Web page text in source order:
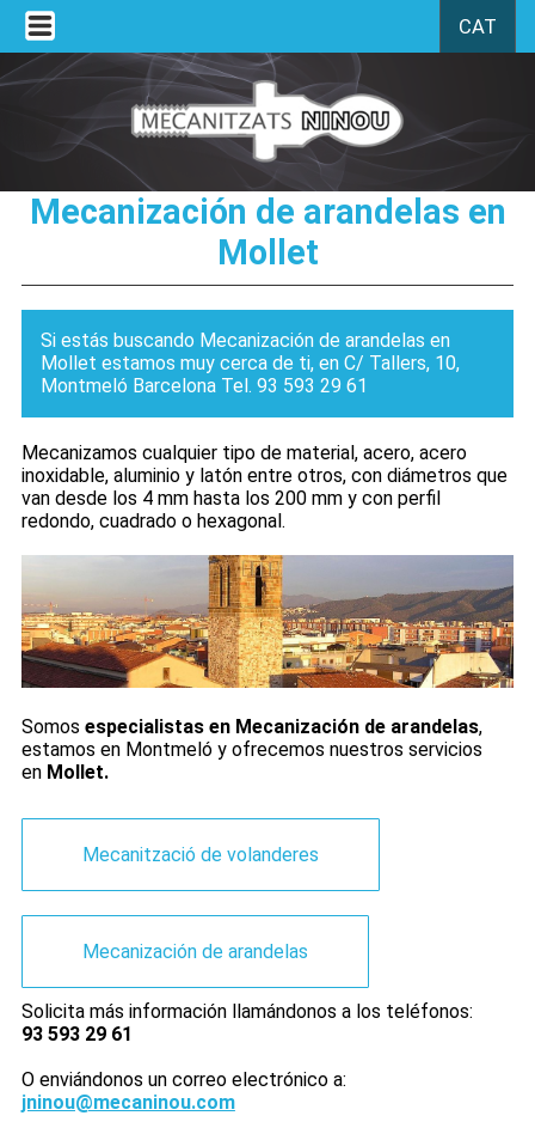
CAT
Mecanización de arandelas en
Mollet
Si estás buscando Mecanización de arandelas en
Mollet estamos muy cerca de ti, en C/ Tallers, 10,
Montmeló Barcelona Tel. 93 593 29 61
Mecanizamos cualquier tipo de material, acero, acero
inoxidable, aluminio y latón entre otros, con diámetros que
van desde los 4 mm hasta los 200 mm y con perfil
redondo, cuadrado o hexagonal.
Somos especialistas en Mecanización de arandelas,
estamos en Montmeló y ofrecemos nuestros servicios
en Mollet.
Mecanització de volanderes
Mecanización de arandelas
Solicita más información llamándonos a los teléfonos:
93 593 29 61
O enviándonos un correo electrónico a:
jninou@mecaninou.com